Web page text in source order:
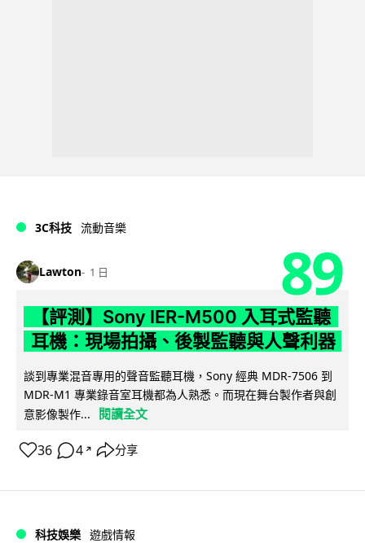
3C科技 流動音樂
Lawton 1 日 89
【評測】Sony IER-M500 入耳式監聽
耳機：現場拍攝、後製監聽與人聲利器
談到專業混音專用的聲音監聽耳機，Sony 經典 MDR-7506 到
MDR-M1 專業錄音室耳機都為人熟悉。而現在舞台製作者與創
意影像製作...
閱讀全文
36 4 ↗ 分享
科技娛樂 遊戲情報